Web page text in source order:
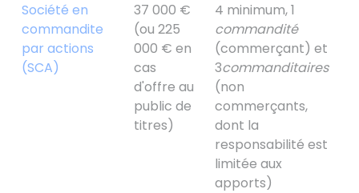
Société en
commandite
par actions
(SCA)
37 000 €
(ou 225
000 € en
cas
d'offre au
public de
titres)
4 minimum, 1
commandité
(commerçant) et
3commanditaires
(non
commerçants,
dont la
responsabilité est
limitée aux
apports)